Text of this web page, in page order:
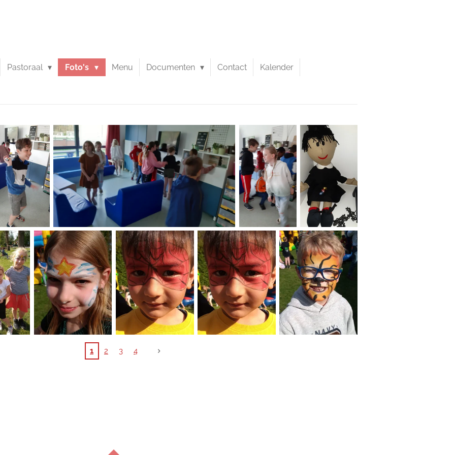
Pastoraal Foto's Menu Documenten Contact Kalender
1 2 3 4